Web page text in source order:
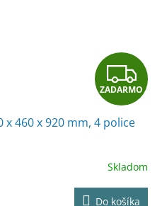
Z
A
A
R
ZADARMO
460 x 920 mm, 4 police
Skladom
Do košíka